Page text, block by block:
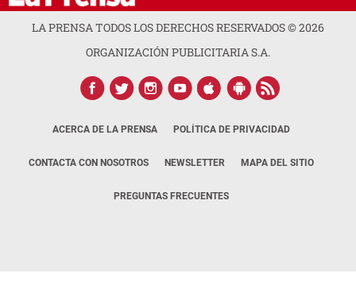
LA PRENSA TODOS LOS DERECHOS RESERVADOS ©2026
ORGANIZACIÓN PUBLICITARIA S.A.
ACERCA DE LA PRENSA POLÍTICA DE PRIVACIDAD
CONTACTA CON NOSOTROS NEWSLETTER MAPA DEL SITIO
PREGUNTAS FRECUENTES